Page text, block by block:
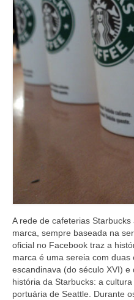
A rede de cafeterias
marca, sempre baseada na
oficial no Facebook traz a
marca é uma sereia com
escandinava (do século XVI)
história da Starbucks: a
portuária de Seattle. Durante